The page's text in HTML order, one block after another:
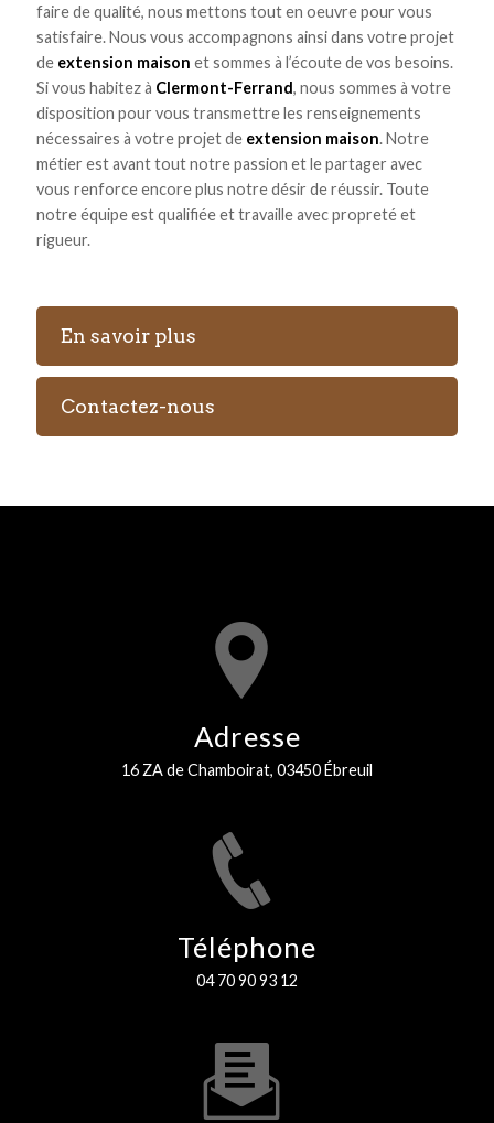
faire de qualité, nous mettons tout en oeuvre pour vous
satisfaire. Nous vous accompagnons ainsi dans votre projet
de extension maison et sommes à l’écoute de vos besoins.
Si vous habitez à Clermont-Ferrand, nous sommes à votre
disposition pour vous transmettre les renseignements
nécessaires à votre projet de extension maison. Notre
métier est avant tout notre passion et le partager avec
vous renforce encore plus notre désir de réussir. Toute
notre équipe est qualifiée et travaille avec propreté et
rigueur.
En savoir plus
Contactez-nous
Adresse
16 ZA de Chamboirat, 03450 Ébreuil
Téléphone
04 70 90 93 12